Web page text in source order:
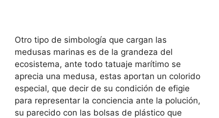
Otro tipo de simbología que cargan las
medusas marinas es de la grandeza del
ecosistema, ante todo tatuaje marítimo se
aprecia una medusa, estas aportan un colorido
especial, que decir de su condición de efigie
para representar la conciencia ante la polución,
su parecido con las bolsas de plástico que